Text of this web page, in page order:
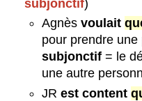
subjonctif)
Agnès voulait
pour prendre
subjonctif= le
une autre
JR est content